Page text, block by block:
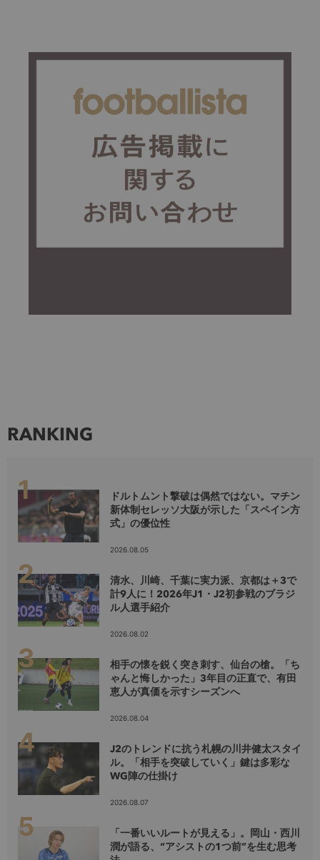
RANKING
ドルトムント撃破は偶然ではない。マチン
新体制セレッソ大阪が示した「スペイン方
式」の優位性
2026.08.05
清水、川崎、千葉に実力派、京都は＋3で
計9人に！2026年J1・J2初参戦のブラジ
ル人選手紹介
2026.08.02
相手の懐を鋭く突き刺す、仙台の槍。「ち
ゃんと悔しかった」3年目の正直で、有田
恵人が真価を示すシーズンへ
2026.08.04
J2のトレンドに抗う札幌の川井健太スタイ
ル。「相手を突破していく」鍵は多彩な
WG陣の仕掛け
2026.08.07
「一番いいルートが見える」。岡山・西川
潤が語る、“アシストの1つ前”を生む思考